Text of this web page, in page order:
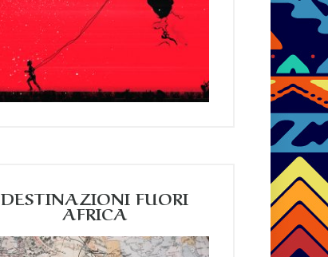
DESTINAZIONI FUORI
AFRICA